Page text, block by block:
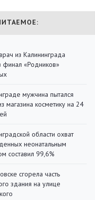
из Калининграда
«Родников»
мужчина пытался
магазина косметику на 24
области охват
неонатальным
составил 99,6%
сгорела часть
здания на улице